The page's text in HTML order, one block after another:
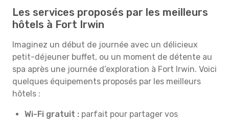
Les services proposés par les meilleurs
hôtels à Fort Irwin
Imaginez un début de journée avec un délicieux
petit-déjeuner buffet, ou un moment de détente au
spa après une journée d’exploration à Fort Irwin. Voici
quelques équipements proposés par les meilleurs
hôtels :
Wi-Fi gratuit : parfait pour partager vos